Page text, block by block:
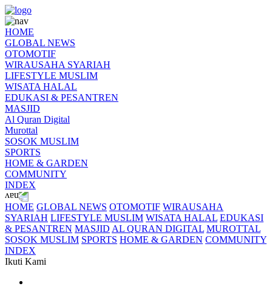
HOME
GLOBAL NEWS
OTOMOTIF
WIRAUSAHA SYARIAH
LIFESTYLE MUSLIM
WISATA HALAL
EDUKASI & PESANTREN
MASJID
Al Quran Digital
Murottal
SOSOK MUSLIM
SPORTS
HOME & GARDEN
COMMUNITY
INDEX
HOME GLOBAL NEWS OTOMOTIF WIRAUSAHA
SYARIAH LIFESTYLE MUSLIM WISATA HALAL EDUKASI
& PESANTREN MASJID AL QURAN DIGITAL MUROTTAL
SOSOK MUSLIM SPORTS HOME & GARDEN COMMUNITY
INDEX
Ikuti Kami